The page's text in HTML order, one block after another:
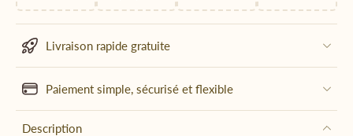
Livraison rapide gratuite
Paiement simple, sécurisé et flexible
Description